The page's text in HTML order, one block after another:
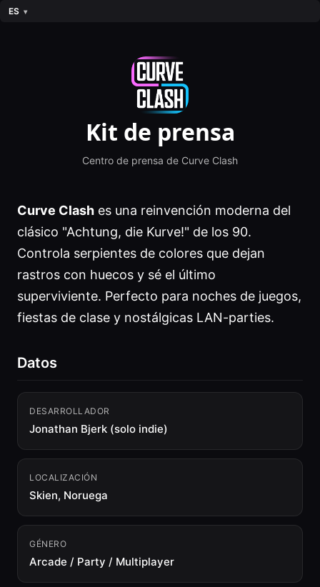
ES
Kit de prensa
Centro de prensa de Curve Clash
Curve Clash es una reinvención moderna del
clásico "Achtung, die Kurve!" de los 90.
Controla serpientes de colores que dejan
rastros con huecos y sé el último
superviviente. Perfecto para noches de juegos,
fiestas de clase y nostálgicas LAN-parties.
Datos
DESARROLLADOR
Jonathan Bjerk (solo indie)
LOCALIZACIÓN
Skien, Noruega
GÉNERO
Arcade / Party / Multiplayer